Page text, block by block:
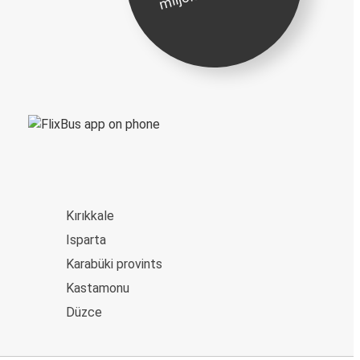
Kırıkkale
Isparta
Karabüki provints
Kastamonu
Düzce